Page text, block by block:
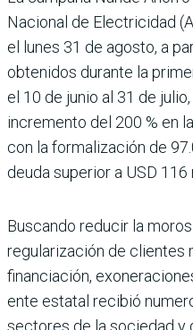
Nacional de Electricidad
el lunes 31 de agosto, a
obtenidos durante la
el 10 de junio al 31 de
incremento del 200 % en
con la formalización de
deuda superior a USD 116
Buscando reducir la
regularización de clientes
financiación,
ente estatal recibió
sectores de la sociedad y